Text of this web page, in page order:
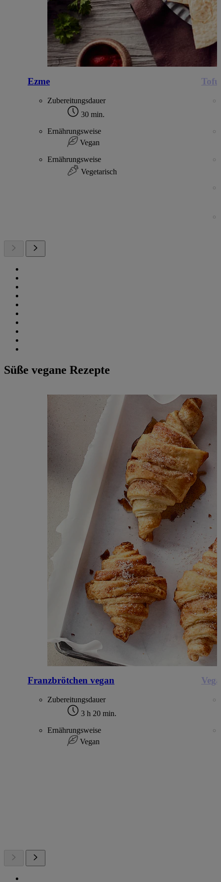
Ezme
Zubereitungsdauer
30 min.
Ernährungsweise
Vegan
Ernährungsweise
Vegetarisch
Süße vegane Rezepte
Franzbrötchen vegan
Zubereitungsdauer
3 h 20 min.
Ernährungsweise
Vegan